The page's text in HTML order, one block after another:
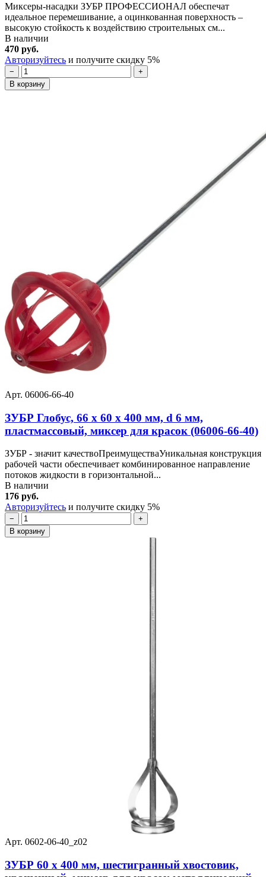
Миксеры-насадки ЗУБР ПРОФЕССИОНАЛ обеспечат
идеальное перемешивание, а оцинкованная поверхность –
высокую стойкость к воздействию строительных см...
В наличии
470 руб.
Авторизуйтесь и получите скидку 5%
−
+
В корзину
Арт. 06006-66-40
ЗУБР Глобус, 66 х 60 х 400 мм, d 6 мм,
пластмассовый, миксер для красок (06006-66-40)
ЗУБР - значит качествоПреимуществаУникальная конструкция
рабочей части обеспечивает комбинированное направление
потоков жидкости в горизонтальной...
В наличии
176 руб.
Авторизуйтесь и получите скидку 5%
−
+
В корзину
Арт. 0602-06-40_z02
ЗУБР 60 х 400 мм, шестигранный хвостовик,